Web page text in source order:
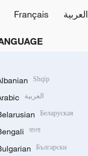
Français العربية
Shqip
العربية
Беларуская
বাংলা
Български